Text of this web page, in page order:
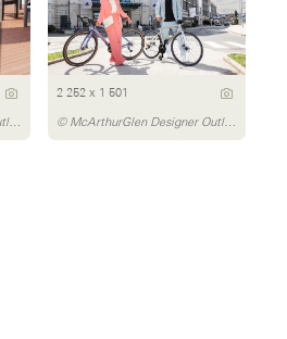
© McArthurGlen Designer Outlet Parndorf/Dávid Bártfay
2 252 x 1 501
© McArthurGlen Designer Outlet Salzburg/Michael Preschl